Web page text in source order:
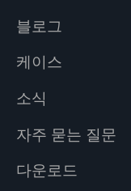
블로그
케이스
소식
자주 묻는 질문
다운로드